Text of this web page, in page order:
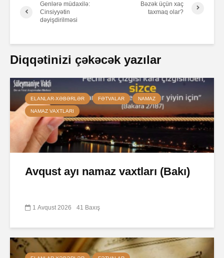
Genlərə müdaxilə:
Cinsiyyətin
dəyişdirilməsi
Bəzək üçün xaç
taxmaq olar?
Diqqətinizi çəkəcək yazılar
ELANLAR-XƏBƏRLƏR FƏTVALAR NAMAZ
NAMAZ VAXTLARI
Avqust ayı namaz vaxtları (Bakı)
1 Avqust 2026 41 Baxış